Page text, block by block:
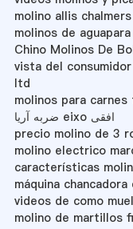
molino allis
molinos de
Chino Molinos De
vista del
ltd
molinos para
ضربه آریا eixo افقی
precio molino de 3
molino electrico
características
máquina
videos de como
molino de martillos